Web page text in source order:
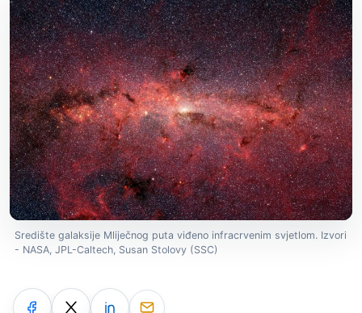
Središte galaksije Mliječnog puta viđeno infracrvenim svjetlom. Izvori
- NASA, JPL-Caltech, Susan Stolovy (SSC)